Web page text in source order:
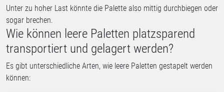
Unter zu hoher Last könnte die Palette also mittig durchbiegen oder
sogar brechen.
Wie können leere Paletten platzsparend
transportiert und gelagert werden?
Es gibt unterschiedliche Arten, wie leere Paletten gestapelt werden
können: